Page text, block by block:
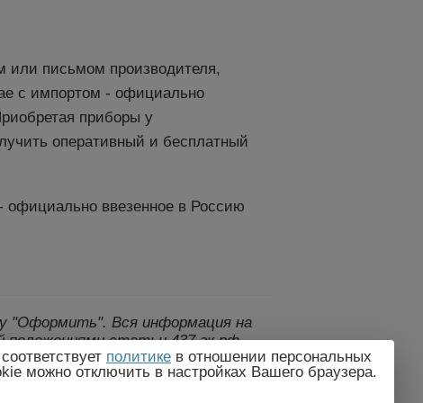
или письмом производителя,
с импортом - официально
приборы у
оперативный и бесплатный
официально ввезенное в Россию
"Оформить". Вся информация на
положениями статьи 437 гк рф.,
без предварительного
политике в отношении персональных
можно отключить в настройках Вашего браузера.